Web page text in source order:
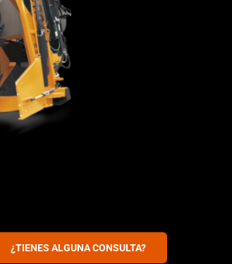
¿TIENES ALGUNA CONSULTA?